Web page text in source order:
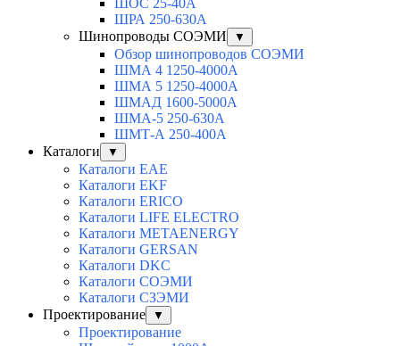
ШРА 250-630А
Шинопроводы СОЭМИ
▼
Обзор шинопроводов СОЭМИ
ШМА 4 1250-4000А
ШМА 5 1250-4000А
ШМАД 1600-5000А
ШМА-5 250-630А
ШМТ-А 250-400А
Каталоги
▼
Каталоги EAE
Каталоги EKF
Каталоги ERICO
Каталоги LIFE ELECTRO
Каталоги METAENERGY
Каталоги GERSAN
Каталоги DKC
Каталоги СОЭМИ
Каталоги СЗЭМИ
Проектирование
▼
Проектирование